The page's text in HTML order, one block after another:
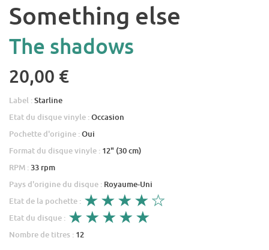
Something else
The shadows
20,00 €
Label :Starline
Etat du disque vinyle :Occasion
Pochette d'origine :Oui
Format du disque vinyle : 12" (30 cm)
RPM : 33 rpm
Pays d'origine du disque : Royaume-Uni
Etat de la pochette :
Etat du disque :
Nombre de titres : 12